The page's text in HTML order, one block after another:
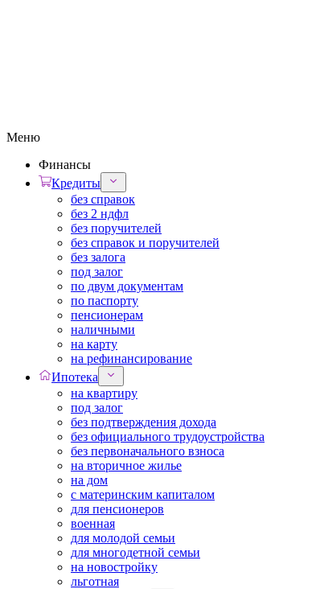
Меню
Финансы
Кредиты
без справок
без 2 ндфл
без поручителей
без справок и поручителей
без залога
под залог
по двум документам
по паспорту
пенсионерам
наличными
на карту
на рефинансирование
Ипотека
на квартиру
под залог
без подтверждения дохода
без официального трудоустройства
без первоначального взноса
на вторичное жилье
на дом
с материнским капиталом
для пенсионеров
военная
для молодой семьи
для многодетной семьи
на новостройку
льготная